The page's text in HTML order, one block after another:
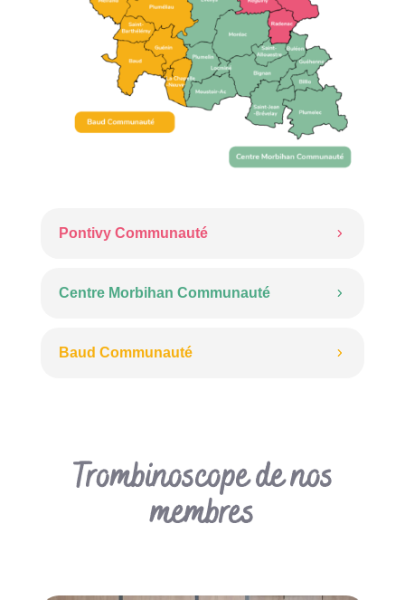
Pontivy Communauté
Centre Morbihan Communauté
Baud Communauté
Trombinoscope de nos
membres